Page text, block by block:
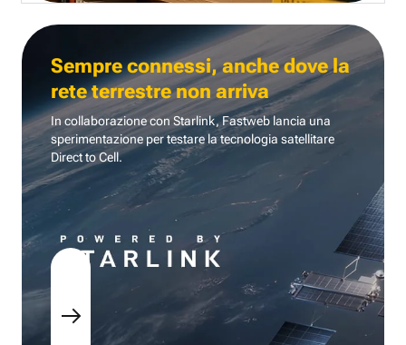
Sempre connessi, anche dove la
rete terrestre non arriva
In collaborazione con Starlink, Fastweb lancia una
sperimentazione per testare la tecnologia satellitare
Direct to Cell.